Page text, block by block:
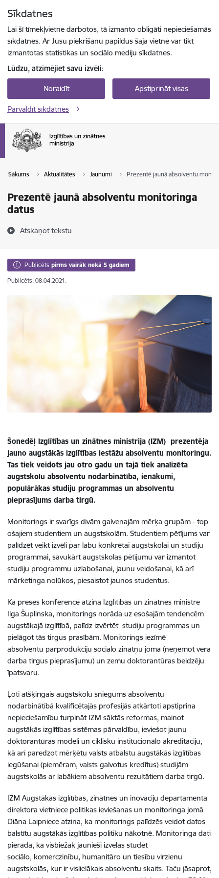
Sīkdatnes
Lai šī tīmekļvietne darbotos, tā izmanto obligāti nepieciešamās
sīkdatnes. Ar Jūsu piekrišanu papildus šajā vietnē var tikt
izmantotas statistikas un sociālo mediju sīkdatnes.
Lūdzu, atzīmējiet savu izvēli:
Noraidīt Apstiprināt visas
Pārvaldīt sīkdatnes
Sākums Aktualitātes Jaunumi Prezentē jaunā absolventu
Prezentē jaunā absolventu monitoringa
datus
Atskaņot tekstu
Publicēts pirms vairāk nekā 5 gadiem
Publicēts: 08.04.2021.
Šonedēļ Izglītības un zinātnes ministrija (IZM) prezentēja
jauno augstākās izglītības iestāžu absolventu monitoringu.
Tas tiek veidots jau otro gadu un tajā tiek analizēta
augstskolu absolventu nodarbinātība, ienākumi,
populārākas studiju programmas un absolventu
pieprasījums darba tirgū.
Monitorings ir svarīgs divām galvenajām mērķa grupām - top
ošajiem studentiem un augstskolām. Studentiem pētījums var
palīdzēt veikt izvēli par labu konkrētai augstskolai un studiju
programmai, savukārt augstskolas pētījumu var izmantot
studiju programmu uzlabošanai, jaunu veidošanai, kā arī
mārketinga nolūkos, piesaistot jaunos studentus.
Kā preses konferencē atzina Izglītības un zinātnes ministre
Ilga Šuplinska, monitorings norāda uz esošajām tendencēm
augstākajā izglītībā, palīdz izvērtēt studiju programmas un
pielāgot tās tirgus prasībām. Monitorings iezīmē
absolventu pārprodukciju sociālo zinātņu jomā (neņemot vērā
darba tirgus pieprasījumu) un zemu doktorantūras beidzēju
īpatsvaru.
Ļoti atšķirīgais augstskolu sniegums absolventu
nodarbinātībā kvalificētajās profesijās atkārtoti apstiprina
nepieciešamību turpināt IZM sāktās reformas, mainot
augstākās izglītības sistēmas pārvaldību, ieviešot jaunu
doktorantūras modeli un ciklisku institucionālo akreditāciju,
kā arī paredzot mērķētu valsts atbalstu augstākās izglītības
iegūšanai (piemēram, valsts galvotus kredītus) studijām
augstskolās ar labākiem absolventu rezultātiem darba tirgū.
IZM Augstākās izglītības, zinātnes un inovāciju departamenta
direktora vietniece politikas ieviešanas un monitoringa jomā
Diāna Laipniece atzina, ka monitorings palīdzēs veidot datos
balstītu augstākās izglītības politiku nākotnē. Monitoringa dati
pierāda, ka visbiežāk jaunieši izvēlas studēt
sociālo, komerczinību, humanitāro un tiesību virzienu
augstskolās, kur ir vislielākais absolventu skaits. Taču jāsaprot,